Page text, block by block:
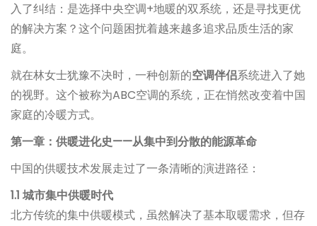
入了纠结：是选择中央空调+地暖的双系统，还是寻找更优
的解决方案？这个问题困扰着越来越多追求品质生活的家
庭。
就在林女士犹豫不决时，一种创新的空调伴侣系统进入了她
的视野。这个被称为ABC空调的系统，正在悄然改变着中国
家庭的冷暖方式。
第一章：供暖进化史——从集中到分散的能源革命
中国的供暖技术发展走过了一条清晰的演进路径：
1.1 城市集中供暖时代
北方传统的集中供暖模式，虽然解决了基本取暖需求，但存